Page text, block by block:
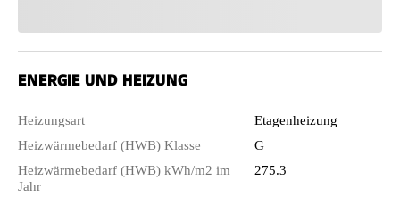
ENERGIE UND HEIZUNG
Heizungsart
Etagenheizung
Heizwärmebedarf (HWB) Klasse
G
Heizwärmebedarf (HWB) kWh/m2 im
Jahr
275.3